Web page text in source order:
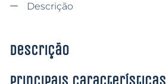
Descrição
Descrição